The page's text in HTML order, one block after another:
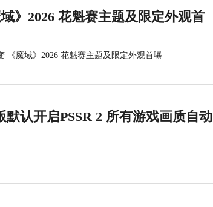
》2026 花魁赛主题及限定外观首
《魔域》2026 花魁赛主题及限定外观首曝
默认开启PSSR 2 所有游戏画质自动